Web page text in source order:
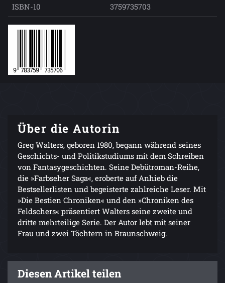
ISBN-10
3759735703
Über die Autorin
Greg Walters, geboren 1980, begann während seines
Geschichts- und Politikstudiums mit dem Schreiben
von Fantasygeschichten. Seine Debütroman-Reihe,
die »Farbseher Saga«, eroberte auf Anhieb die
Bestsellerlisten und begeisterte zahlreiche Leser. Mit
»Die Bestien Chroniken« und den »Chroniken des
Feldschers« präsentiert Walters seine zweite und
dritte mehrteilige Serie. Der Autor lebt mit seiner
Frau und zwei Töchtern in Braunschweig.
Diesen Artikel teilen